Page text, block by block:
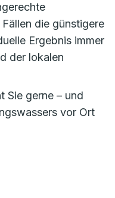
die günstigere
Ergebnis immer
der lokalen
Sie gerne – und
vor Ort